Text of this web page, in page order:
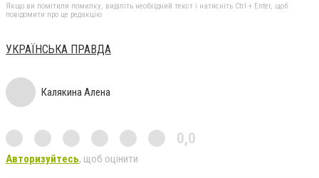
Якщо ви помітили помилку, виділіть необхідний текст і натисніть Ctrl + Enter, щоб
повідомити про це редакцію
УКРАЇНСЬКА ПРАВДА
Калякина Алена
0,0
Авторизуйтесь, щоб оцінити